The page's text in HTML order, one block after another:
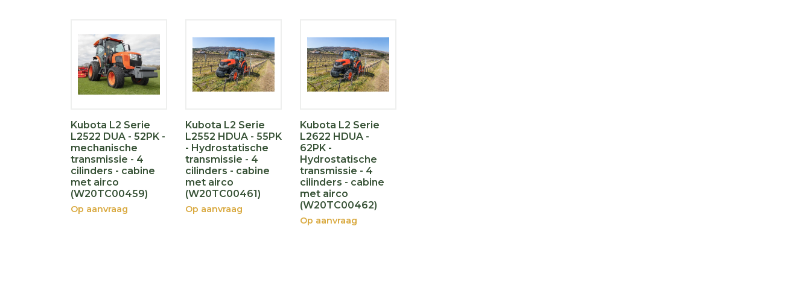
Kubota L2 Serie
L2522 DUA - 52PK -
mechanische
transmissie - 4
cilinders - cabine
met airco
(W20TC00459)
Op aanvraag
Kubota L2 Serie
L2552 HDUA - 55PK
- Hydrostatische
transmissie - 4
cilinders - cabine
met airco
(W20TC00461)
Op aanvraag
Kubota L2 Serie
L2622 HDUA -
62PK -
Hydrostatische
transmissie - 4
cilinders - cabine
met airco
(W20TC00462)
Op aanvraag